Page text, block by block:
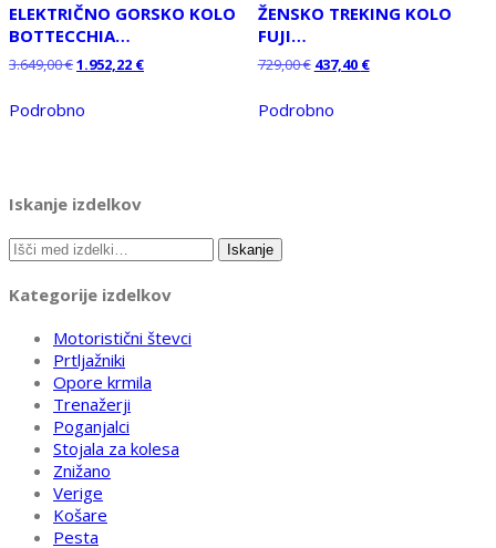
ELEKTRIČNO GORSKO KOLO
BOTTECCHIA…
3.649,00€Izvirna
je
1.952,22 €Trenutna
Podrobno
ŽENSKO TREKING KOLO
FUJI…
729,00€ Izvirna
je
437,40 €Trenutna
Podrobno
Iskanje izdelkov
Išči:
Iskanje
Kategorije izdelkov
Motoristični števci
Prtljažniki
Opore krmila
Trenažerji
Poganjalci
Stojala za kolesa
Znižano
Verige
Košare
Pesta